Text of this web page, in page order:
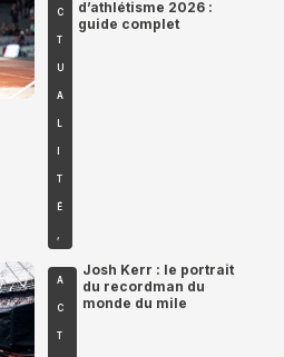
C
T
U
A
L
T
É
,
d’athlétisme 2026 :
guide complet
A
C
T
Josh Kerr : le portrait
du recordman du
monde du mile